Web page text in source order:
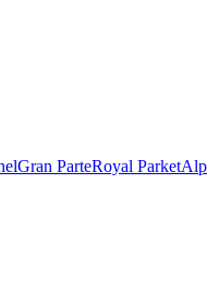
Gran ParteRoyal Parket